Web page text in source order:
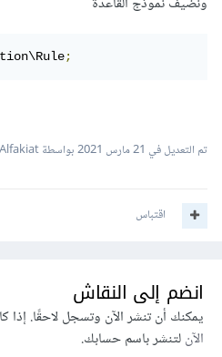
;
تم التعديل في 21 مارس 2021 بواسطة Alfakiat
اقتباس
انضم إلى النقاش
يمكنك أن تنشر الآن وتسجل لاحقًا.
الآنلتنشر باسم حسابك.